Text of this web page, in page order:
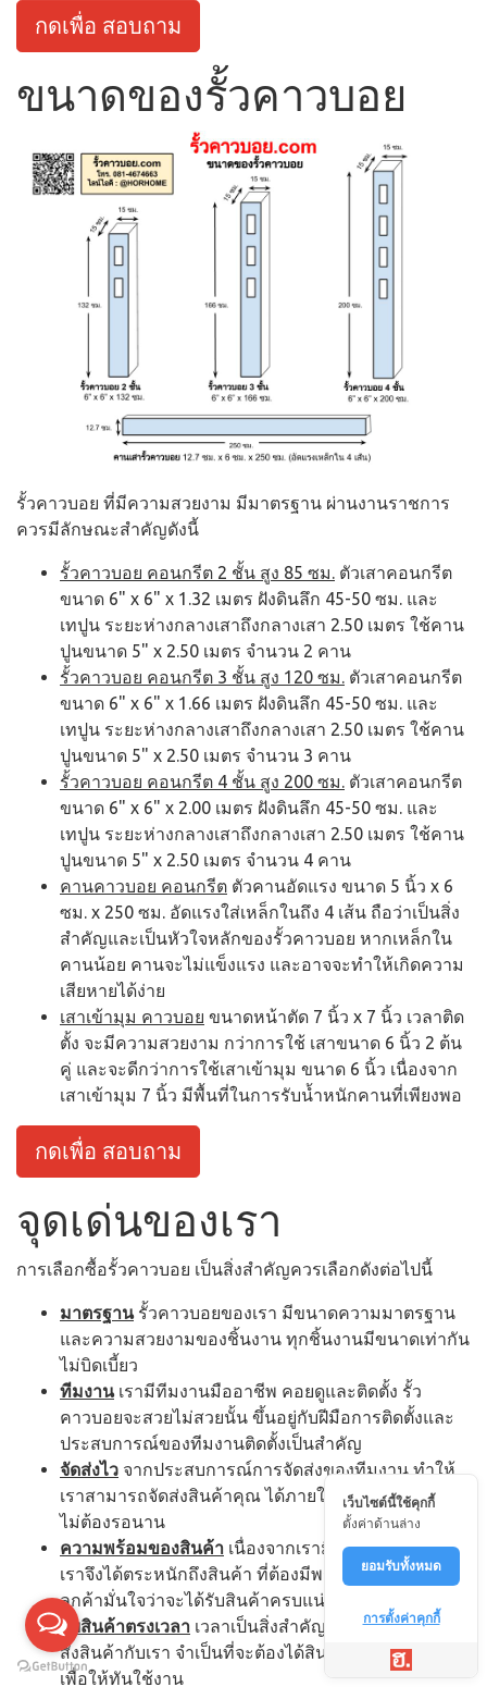
กดเพื่อ สอบถาม
ขนาดของรั้วคาวบอย
รั้วคาวบอย ที่มีความสวยงาม มีมาตรฐาน ผ่านงานราชการ
ควรมีลักษณะสำคัญดังนี้
รั้วคาวบอย คอนกรีต 2 ชั้น สูง 85 ซม. ตัวเสาคอนกรีต
ขนาด 6" x 6" x 1.32 เมตร ฝังดินลึก 45-50 ซม. และ
เทปูน ระยะห่างกลางเสาถึงกลางเสา 2.50 เมตร ใช้คาน
ปูนขนาด 5" x 2.50 เมตร จำนวน 2 คาน
รั้วคาวบอย คอนกรีต 3 ชั้น สูง 120 ซม. ตัวเสาคอนกรีต
ขนาด 6" x 6" x 1.66 เมตร ฝังดินลึก 45-50 ซม. และ
เทปูน ระยะห่างกลางเสาถึงกลางเสา 2.50 เมตร ใช้คาน
ปูนขนาด 5" x 2.50 เมตร จำนวน 3 คาน
รั้วคาวบอย คอนกรีต 4 ชั้น สูง 200 ซม. ตัวเสาคอนกรีต
ขนาด 6" x 6" x 2.00 เมตร ฝังดินลึก 45-50 ซม. และ
เทปูน ระยะห่างกลางเสาถึงกลางเสา 2.50 เมตร ใช้คาน
ปูนขนาด 5" x 2.50 เมตร จำนวน 4 คาน
คานคาวบอย คอนกรีต ตัวคานอัดแรง ขนาด 5 นิ้ว x 6
ซม. x 250 ซม. อัดแรงใส่เหล็กในถึง 4 เส้น ถือว่าเป็นสิ่ง
สำคัญและเป็นหัวใจหลักของรั้วคาวบอย หากเหล็กใน
คานน้อย คานจะไม่แข็งแรง และอาจจะทำให้เกิดความ
เสียหายได้ง่าย
เสาเข้ามุม คาวบอย ขนาดหน้าตัด 7 นิ้ว x 7 นิ้ว เวลาติด
ตั้ง จะมีความสวยงาม กว่าการใช้ เสาขนาด 6 นิ้ว 2 ต้น
คู่ และจะดีกว่าการใช้เสาเข้ามุม ขนาด 6 นิ้ว เนื่องจาก
เสาเข้ามุม 7 นิ้ว มีพื้นที่ในการรับน้ำหนักคานที่เพียงพอ
กดเพื่อ สอบถาม
จุดเด่นของเรา
การเลือกซื้อรั้วคาวบอย เป็นสิ่งสำคัญควรเลือกดังต่อไปนี้
มาตรฐานรั้วคาวบอยของเรา มีขนาดความมาตรฐาน
และความสวยงามของชิ้นงาน ทุกชิ้นงานมีขนาดเท่ากัน
ไม่บิดเบี้ยว
ทีมงานเรามีทีมงานมืออาชีพ คอยดูและติดตั้ง รั้ว
คาวบอยจะสวยไม่สวยนั้น ขึ้นอยู่กับฝีมือการติดตั้งและ
ประสบการณ์ของทีมงานติดตั้งเป็นสำคัญ
จัดส่งไว จากประสบการณ์การจัดส่งของทีมงาน ทำให้
เราสามารถจัดส่งสินค้าคุณ ได้ภายใน 1-3 วัน เท่านั้น
ไม่ต้องรอนาน
ความพร้อมของสินค้า เนื่องจากเรามีลูกค้าจำนวนมาก
เราจึงได้ตระหนักถึงสินค้า ที่ต้องมีพร้อมจัดส่ง เพื่อให้
ลูกค้ามั่นใจว่าจะได้รับสินค้าครบแน่นอน
รับสินค้าตรงเวลา เวลาเป็นสิ่งสำคัญ หากลูกค้า ทำการ
สั่งสินค้ากับเรา จำเป็นที่จะต้องได้สินค้าตรงตามเวลา
เพื่อให้ทันใช้งาน
เว็บไซต์นี้ใช้คุกกี้
ตั้งค่าด้านล่าง
ยอมรับทั้งหมด
การตั้งค่าคุกกี้